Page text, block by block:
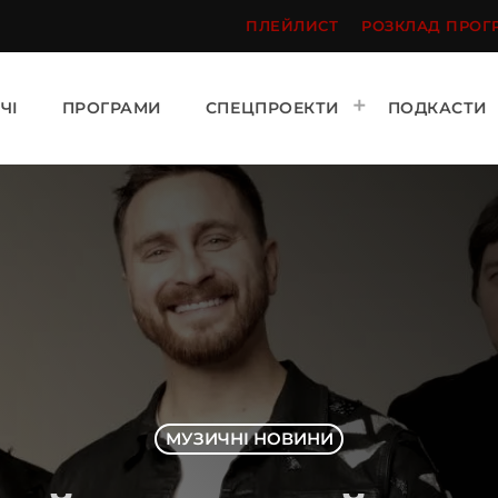
ПЛЕЙЛИСТ РОЗКЛАД
ПРОГРАМИ СПЕЦПРОЕКТИ ПОДКАСТИ
МУЗИЧНІ НОВИНИ